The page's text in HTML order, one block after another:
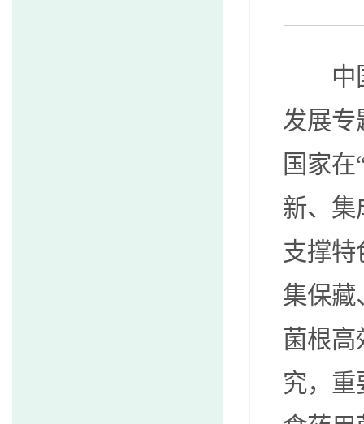
中
发展专
国家在
新、集
支撑特
集保藏
菌根
究，重